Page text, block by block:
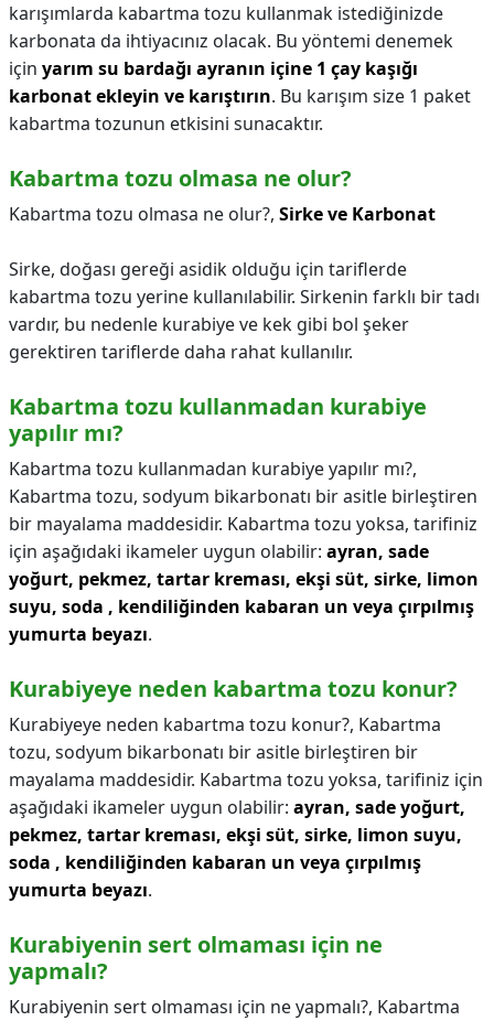
karışımlarda kabartma tozu kullanmak istediğinizde
karbonata da ihtiyacınız olacak. Bu yöntemi denemek
için yarım su bardağı ayranın içine 1 çay kaşığı
karbonat ekleyin ve karıştırın. Bu karışım size 1 paket
kabartma tozunun etkisini sunacaktır.
Kabartma tozu olmasa ne olur?
Kabartma tozu olmasa ne olur?, Sirke ve Karbonat
Sirke, doğası gereği asidik olduğu için tariflerde
kabartma tozu yerine kullanılabilir. Sirkenin farklı bir tadı
vardır, bu nedenle kurabiye ve kek gibi bol şeker
gerektiren tariflerde daha rahat kullanılır.
Kabartma tozu kullanmadan kurabiye
yapılır mı?
Kabartma tozu kullanmadan kurabiye yapılır mı?,
Kabartma tozu, sodyum bikarbonatı bir asitle birleştiren
bir mayalama maddesidir. Kabartma tozu yoksa, tarifiniz
için aşağıdaki ikameler uygun olabilir: ayran, sade
yoğurt, pekmez, tartar kreması, ekşi süt, sirke, limon
suyu, soda , kendiliğinden kabaran un veya çırpılmış
yumurta beyazı.
Kurabiyeye neden kabartma tozu konur?
Kurabiyeye neden kabartma tozu konur?, Kabartma
tozu, sodyum bikarbonatı bir asitle birleştiren bir
mayalama maddesidir. Kabartma tozu yoksa, tarifiniz için
aşağıdaki ikameler uygun olabilir: ayran, sade yoğurt,
pekmez, tartar kreması, ekşi süt, sirke, limon suyu,
soda , kendiliğinden kabaran un veya çırpılmış
yumurta beyazı.
Kurabiyenin sert olmaması için ne
yapmalı?
Kurabiyenin sert olmaması için ne yapmalı?, Kabartma